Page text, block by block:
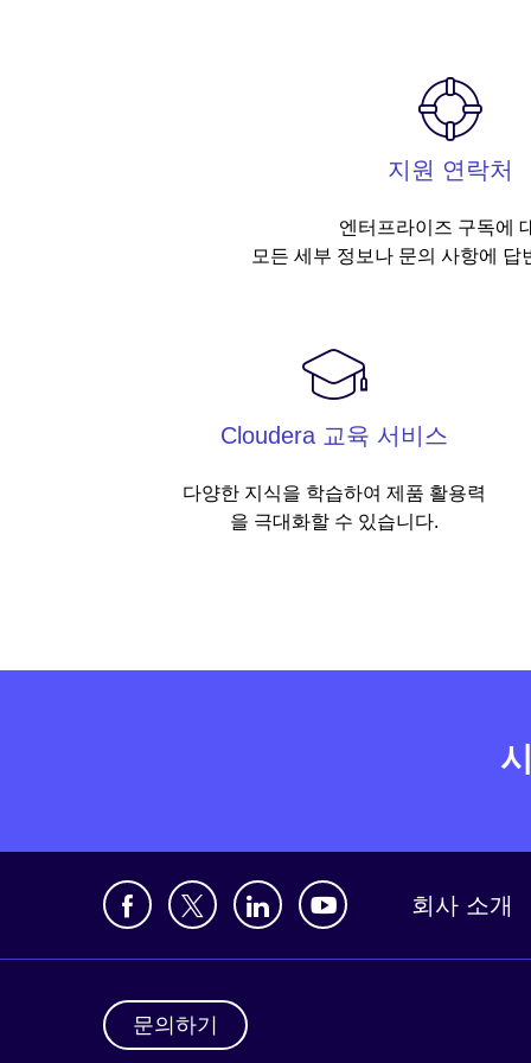
지원 연락처
엔터프라이즈 구독에
모든 세부 정보나 문의 사항에
Cloudera 교육 서비스
다양한 지식을 학습하여 제품 활용력
을 극대화할 수 있습니다.
회사 소개
문의하기